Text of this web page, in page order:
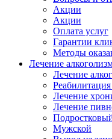
Акции
Акции
Оплата услуг
Гарантии
Методы
Лечение
Лечение
Лечение
Лечение
Мужской